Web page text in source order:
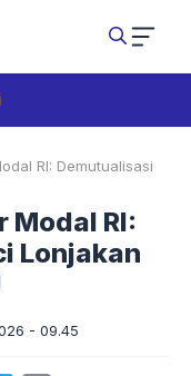
RI: Demutualisasi
Modal RI:
Lonjakan
- 09.45